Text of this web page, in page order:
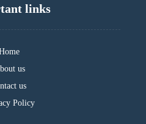
links
us
us
Policy